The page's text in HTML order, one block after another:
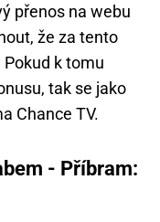
přenos na webu
že za tento
k tomu
tak se jako
Chance TV.
- Příbram: